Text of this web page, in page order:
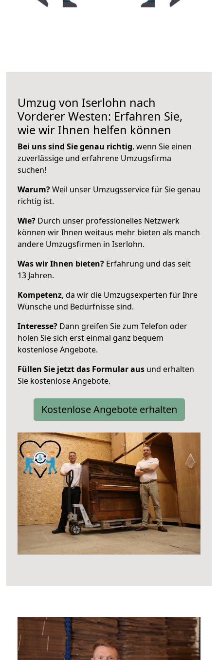
Umzug von Iserlohn nach
Vorderer Westen: Erfahren Sie,
wie wir Ihnen helfen können
Bei uns sind Sie genau richtig, wenn Sie einen
zuverlässige und erfahrene Umzugsfirma
suchen!
Warum?Weil unser Umzugsservice für Sie genau
richtig ist.
Wie? Durch unser professionelles Netzwerk
können wir Ihnen weitaus mehr bieten als manch
andere Umzugsfirmen in Iserlohn.
Was wir Ihnen bieten? Erfahrung und das seit
13 Jahren.
Kompetenz, da wir die Umzugsexperten für Ihre
Wünsche und Bedürfnisse sind.
Interesse? Dann greifen Sie zum Telefon oder
holen Sie sich erst einmal ganz bequem
kostenlose Angebote.
Füllen Sie jetzt das Formular aus und erhalten
Sie kostenlose Angebote.
Kostenlose Angebote erhalten